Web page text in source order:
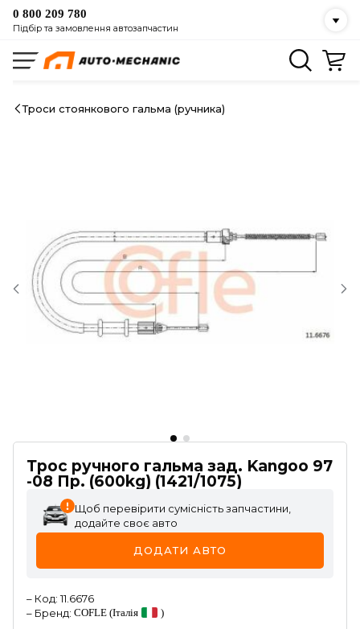
0 800 209 780
Підбір та замовлення автозапчастин
Троси стоянкового гальма (ручника)
Трос ручного гальма зад. Kangoo 97
-08 Пр. (600kg) (1421/1075)
Щоб перевірити сумісність запчастини,
додайте своє авто
ДОДАТИ АВТО
– Код:11.6676
– Бренд: COFLE (Італія
)